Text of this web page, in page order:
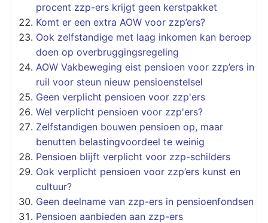
procent zzp-ers krijgt geen kerstpakket
Komt er een extra AOW voor zzp’ers?
Ook zelfstandige met laag inkomen kan beroep
doen op overbruggingsregeling
AOW Vakbeweging eist pensioen voor zzp’ers in
ruil voor steun nieuw pensioenstelsel
Geen verplicht pensioen voor zzp'ers
Wel verplicht pensioen voor zzp'ers?
Zelfstandigen bouwen pensioen op, maar
benutten belastingvoordeel te weinig
Pensioen blijft verplicht voor zzp-schilders
Ook verplicht pensioen voor zzp’ers kunst en
cultuur?
Geen deelname van zzp-ers in pensioenfondsen
Pensioen aanbieden aan zzp-ers